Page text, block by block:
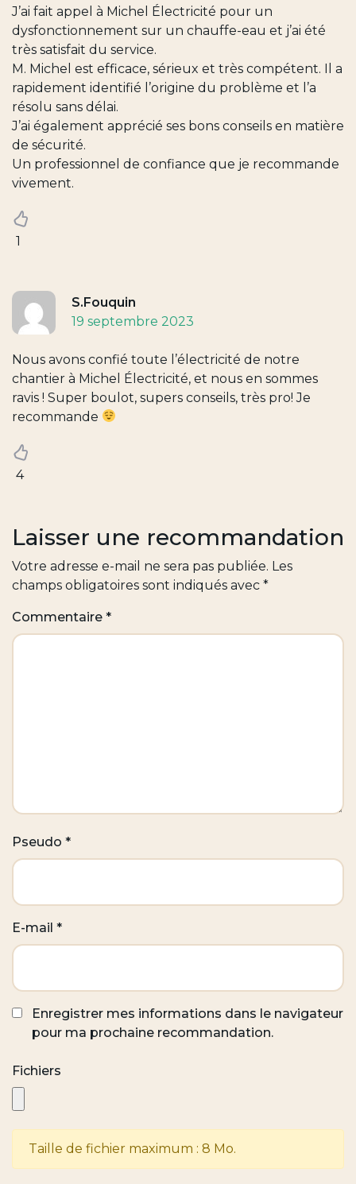
J’ai fait appel à Michel Électricité pour un
dysfonctionnement sur un chauffe-eau et j’ai été
très satisfait du service.
M. Michel est efficace, sérieux et très compétent. Il a
rapidement identifié l’origine du problème et l’a
résolu sans délai.
J’ai également apprécié ses bons conseils en matière
de sécurité.
Un professionnel de confiance que je recommande
vivement.
1
S.Fouquin
19 septembre 2023
Nous avons confié toute l’électricité de notre
chantier à Michel Électricité, et nous en sommes
ravis ! Super boulot, supers conseils, très pro! Je
recommande
4
Laisser une recommandation
Votre adresse e-mail ne sera pas publiée. Les
champs obligatoires sont indiqués avec *
Commentaire *
Pseudo *
E-mail *
Enregistrer mes informations dans le navigateur
pour ma prochaine recommandation.
Fichiers
Taille de fichier maximum : 8 Mo.